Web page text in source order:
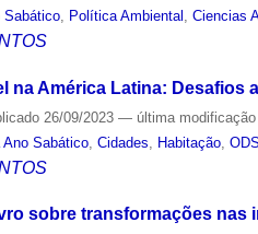
Sabático Política Ambiental ,Ciencias
na América Latina: Desafios
26/09/2023— última modificação
Ano Sabático ,Cidades Habitação ,
sobre transformações